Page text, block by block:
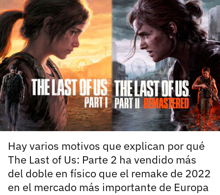
Hay varios motivos que explican por qué
The Last of Us: Parte 2 ha vendido más
del doble en físico que el remake de 2022
en el mercado más importante de Europa
¿Todavía no tienes cuenta?
Regístrate gratis
El inicio de sesión con Facebook ya no está
disponible, pero puedes seguir usando tu cuenta
de 3DJuegos:
Recupera tu acceso con Facebook
carácter inicial), pero no mayúsculas, espacios, tildes
o caracteres especiales.
He leído y acepto lapolitica de privacidad y
de participación
Registrarse en 3DJuegos
Entra con Google
¿Ya tienes cuenta?
Entra en 3DJuegos